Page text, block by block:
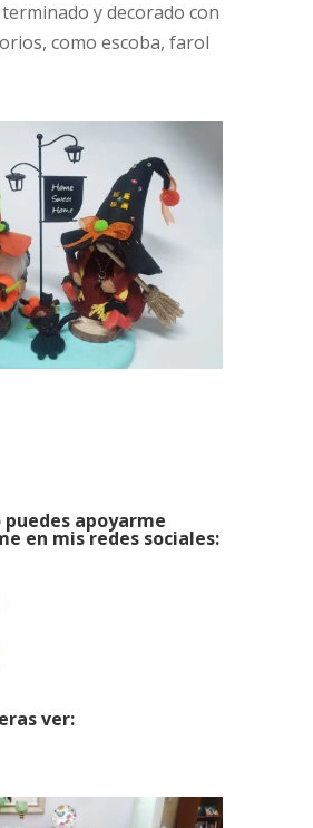
y decorado con
como escoba, farol
apoyarme
en mis redes sociales:
ver: